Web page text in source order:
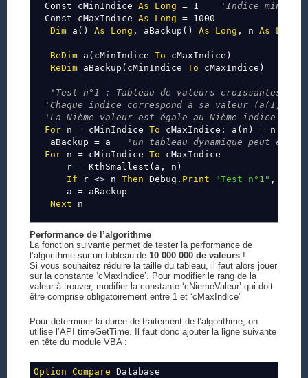
Const cMinIndice As Long = 1
'Indice mini
Const cMaxIndice As Long = 1000
Dima() As Long , aBackup() As Long , n As Long
ReDima(cMinIndice To cMaxIndice)
ReDimaBackup(cMinIndice To cMaxIndice)
'Test n°1 : Tableau de valeurs croissantes
'Chaque indice correspond à sa valeur
'La Nième valeur est égale au Nième indice
Forn = cMinIndice To cMaxIndice: a(n) = n:
aBackup = a
'un tableau dynamique peut être
Forn = cMinIndice To cMaxIndice
r = KthSmallest(a, n)
If r <> n Then Debug. Print "Test n°1" ,
a = aBackup
Next n
'Test n°2 : Tableau de valeurs décroissantes
'Chaque indice correspond à sa valeur opposée
'La Nième valeur est égale au Nième indice
For n = cMinIndiceTocMaxIndice: a(n) =
aBackup = a
Forn = cMinIndiceTocMaxIndice
r = KthSmallest(a, n)
r <> nThen Debug. Print "Test n°2"
a = aBackup
Next n
'Test n°3 : Tableau de valeurs identiques sauf
Performance de l’algorithme
La fonction suivante permet de tester la performance de
l’algorithme sur un tableau de 10 000 000 de valeurs!
Si vous souhaitez réduire la taille du tableau, il faut alors jouer
sur la constante ‘cMaxIndice’. Pour modifier le rang de la
valeur à trouver, modifier la constante ‘cNiemeValeur’ qui doit
être comprise obligatoirement entre 1 et ‘cMaxIndice’
Pour déterminer la durée de traitement de l’algorithme, on
utilise l’API timeGetTime. Il faut donc ajouter la ligne suivante
en tête du module VBA :
Option Compare Database